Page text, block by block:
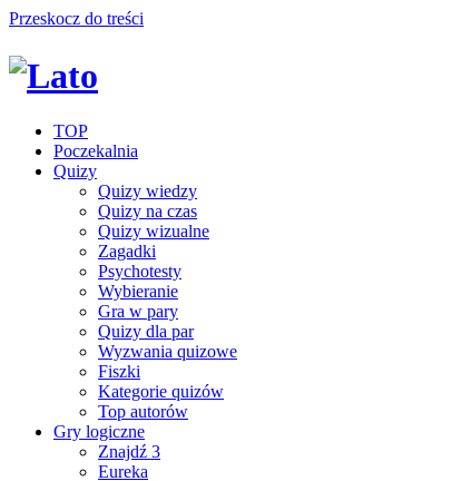
Przeskocz do treści
TOP
Poczekalnia
Quizy
Quizy wiedzy
Quizy na czas
Quizy wizualne
Zagadki
Psychotesty
Wybieranie
Gra w pary
Quizy dla par
Wyzwania quizowe
Fiszki
Kategorie quizów
Top autorów
Gry logiczne
Znajdź 3
Eureka